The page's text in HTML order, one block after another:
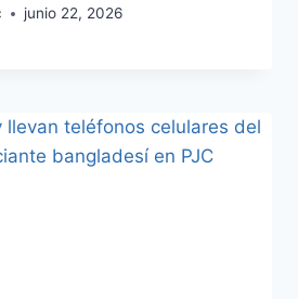
junio 22, 2026